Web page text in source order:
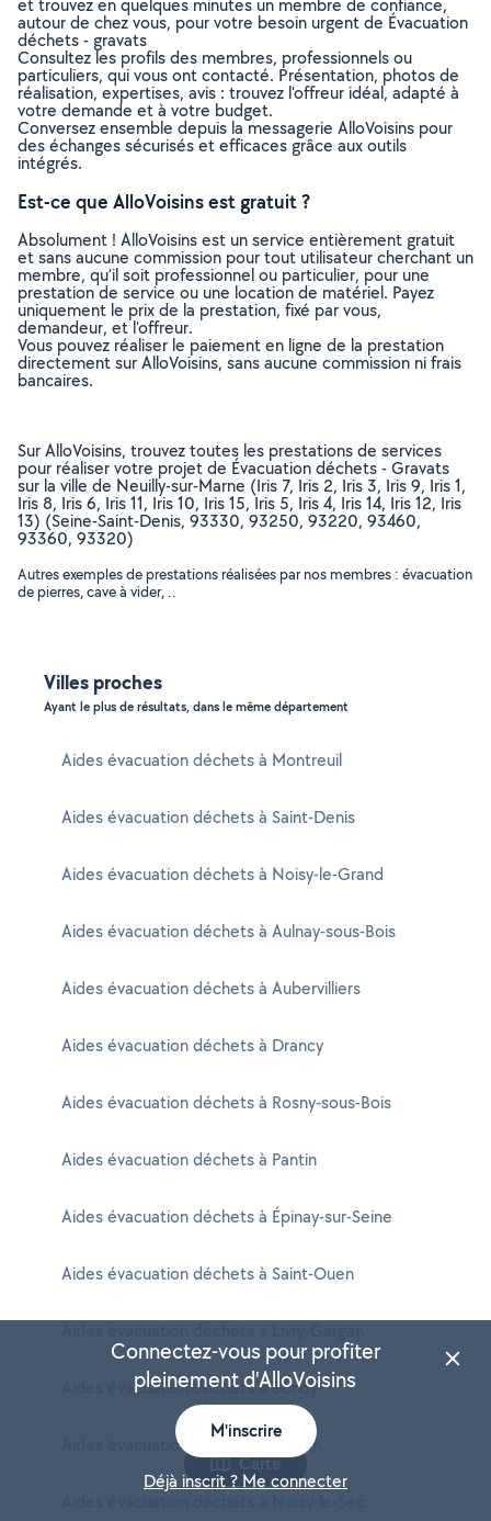
et trouvez en quelques minutes un membre de confiance,
autour de chez vous, pour votre besoin urgent de Évacuation
déchets - gravats
Consultez les profils des membres, professionnels ou
particuliers, qui vous ont contacté. Présentation, photos de
réalisation, expertises, avis : trouvez l'offreur idéal, adapté à
votre demande et à votre budget.
Conversez ensemble depuis la messagerie AlloVoisins pour
des échanges sécurisés et efficaces grâce aux outils
intégrés.
Est-ce que AlloVoisins est gratuit ?
Absolument ! AlloVoisins est un service entièrement gratuit
et sans aucune commission pour tout utilisateur cherchant un
membre, qu’il soit professionnel ou particulier, pour une
prestation de service ou une location de matériel. Payez
uniquement le prix de la prestation, fixé par vous,
demandeur, et l’offreur.
Vous pouvez réaliser le paiement en ligne de la prestation
directement sur AlloVoisins, sans aucune commission ni frais
bancaires.
Sur AlloVoisins, trouvez toutes les prestations de services
pour réaliser votre projet de Évacuation déchets - Gravats
sur la ville de Neuilly-sur-Marne (Iris 7, Iris 2, Iris 3, Iris 9, Iris 1,
Iris 8, Iris 6, Iris 11, Iris 10, Iris 15, Iris 5, Iris 4, Iris 14, Iris 12, Iris
13) (Seine-Saint-Denis, 93330, 93250, 93220, 93460,
93360, 93320)
Autres exemples de prestations réalisées par nos membres : évacuation
de pierres, cave à vider, ..
Villes proches
Ayant le plus de résultats, dans le même département
Aides évacuation déchets à Montreuil
Aides évacuation déchets à Saint-Denis
Aides évacuation déchets à Noisy-le-Grand
Aides évacuation déchets à Aulnay-sous-Bois
Aides évacuation déchets à Aubervilliers
Aides évacuation déchets à Drancy
Aides évacuation déchets à Rosny-sous-Bois
Aides évacuation déchets à Pantin
Aides évacuation déchets à Épinay-sur-Seine
Aides évacuation déchets à Saint-Ouen
Aides évacuation déchets à Bondy
Aides évacuation déchets à Sevran
Carte
Connectez-vous pour profiter
pleinement d'AlloVoisins
M'inscrire
Déjà inscrit ? Me connecter